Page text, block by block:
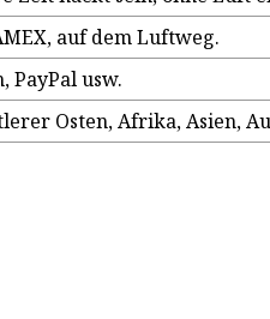
auf dem Luftweg.
PayPal usw.
Osten, Afrika, Asien,